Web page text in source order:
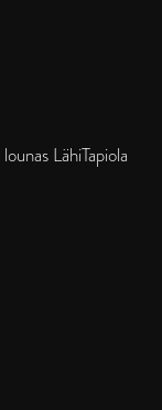
LähiTapiola